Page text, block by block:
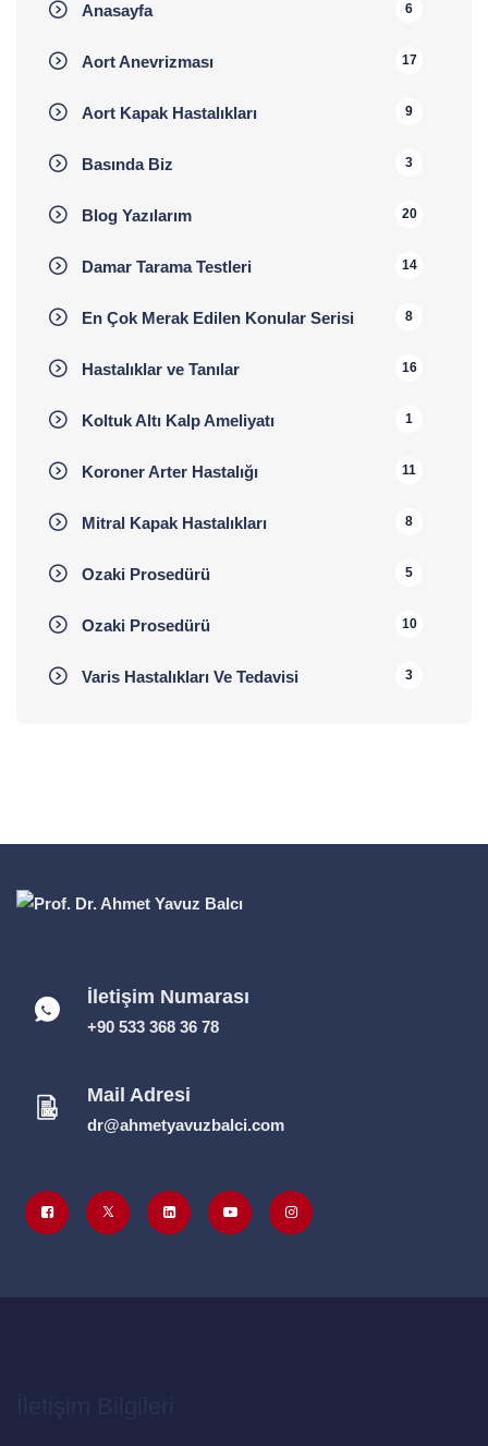
Anasayfa 6
Aort Anevrizması 17
Aort Kapak Hastalıkları 9
Basında Biz 3
Blog Yazılarım 20
Damar Tarama Testleri 14
En Çok Merak Edilen Konular Serisi 8
Hastalıklar ve Tanılar 16
Koltuk Altı Kalp Ameliyatı 1
Koroner Arter Hastalığı 11
Mitral Kapak Hastalıkları 8
Ozaki Prosedürü 5
Ozaki Prosedürü 10
Varis Hastalıkları Ve Tedavisi 3
İletişim Numarası
+90 533 368 36 78
Mail Adresi
dr@ahmetyavuzbalci.com